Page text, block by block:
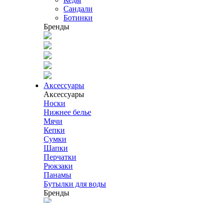
Сандали
Ботинки
Бренды
Аксессуары
Аксессуары
Носки
Нижнее белье
Мячи
Кепки
Сумки
Шапки
Перчатки
Рюкзаки
Панамы
Бутылки для воды
Бренды